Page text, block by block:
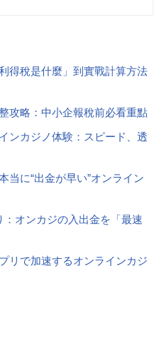
得稅是什麼」到實戰計算方法
攻略：中小企報稅前必看重點
ンカジノ体験：スピード、透
に“出金が早い”オンライン
オンカジの入出金を「最速
リで加速するオンラインカジ